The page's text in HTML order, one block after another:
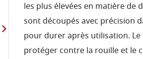
les plus élevées en matière de
sont découpés avec précision
pour durer après utilisation.
protéger contre la rouille et le